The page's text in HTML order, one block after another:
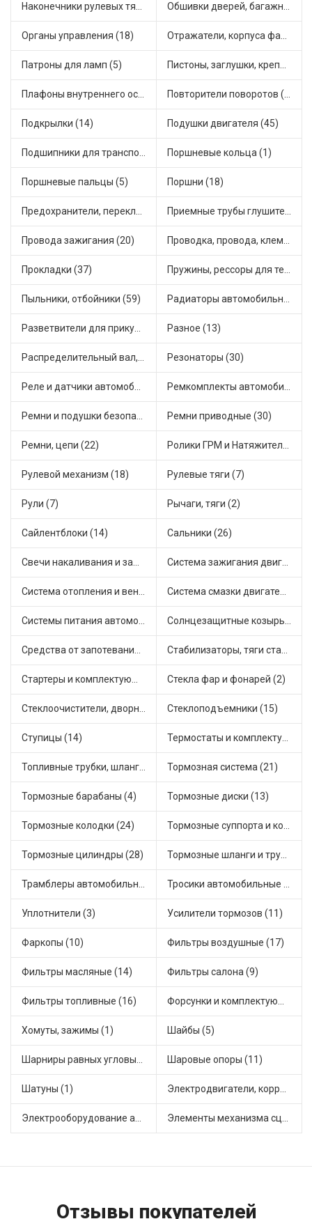
Наконечники рулевых тяг (36) Обшивки дверей, багажника, потолков, накладки салона (6)
Органы управления (18) Отражатели, корпуса фар и фонарей (3)
Патроны для ламп (5) Пистоны, заглушки, крепежные элементы (9)
Плафоны внутреннего освещения (1) Повторители поворотов (14)
Подкрылки (14) Подушки двигателя (45)
Подшипники для транспорта (24) Поршневые кольца (1)
Поршневые пальцы (5) Поршни (18)
Предохранители, переключатели, кнопки автомобильные (68) Приемные трубы глушителя (8)
Провода зажигания (20) Проводка, провода, клеммы и разъемы (24)
Прокладки (37) Пружины, рессоры для техники (12)
Пыльники, отбойники (59) Радиаторы автомобильные (17)
Разветвители для прикуривателя (5) Разное (13)
Распределительный вал, шестерни распределительного (8) Резонаторы (30)
Реле и датчики автомобильные (139) Ремкомплекты автомобильные (78)
Ремни и подушки безопасности (6) Ремни приводные (30)
Ремни, цепи (22) Ролики ГРМ и Натяжители (29)
Рулевой механизм (18) Рулевые тяги (7)
Рули (7) Рычаги, тяги (2)
Сайлентблоки (14) Сальники (26)
Свечи накаливания и зажигания (36) Система зажигания двигателя (5)
Система отопления и вентиляции (15) Система смазки двигателя (10)
Системы питания автомобиля (25) Солнцезащитные козырьки для салона автомобиля (1)
Средства от запотевания и размораживатели стекла (1) Стабилизаторы, тяги стабилизатора, стойки стабилиз (9)
Стартеры и комплектующие (44) Стекла фар и фонарей (2)
Стеклоочистители, дворники (3) Стеклоподъемники (15)
Ступицы (14) Термостаты и комплектующие системы охлаждения (81)
Топливные трубки, шланги, магистрали и рампы (5) Тормозная система (21)
Тормозные барабаны (4) Тормозные диски (13)
Тормозные колодки (24) Тормозные суппорта и комплектующие (7)
Тормозные цилиндры (28) Тормозные шланги и трубки (14)
Трамблеры автомобильные (18) Тросики автомобильные (27)
Уплотнители (3) Усилители тормозов (11)
Фаркопы (10) Фильтры воздушные (17)
Фильтры масляные (14) Фильтры салона (9)
Фильтры топливные (16) Форсунки и комплектующие (3)
Хомуты, зажимы (1) Шайбы (5)
Шарниры равных угловых скоростей, приводные валы (16) Шаровые опоры (11)
Шатуны (1) Электродвигатели, корректоры и приводы автомобильн (35)
Электрооборудование автомобилей (24) Элементы механизма сцепления (74)
Отзывы покупателей